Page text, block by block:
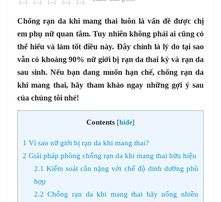
Chống rạn da khi mang thai luôn là vấn đề được chị
em phụ nữ quan tâm. Tuy nhiên không phải ai cũng có
thể hiểu và làm tốt điều này. Đây chính là lý do tại sao
vẫn có khoảng 90% nữ giới bị rạn da thai kỳ và rạn da
sau sinh. Nếu bạn đang muốn hạn chế, chống rạn da
khi mang thai, hãy tham khảo ngay những gợi ý sau
của chúng tôi nhé!
Contents [hide]
1 Vì sao nữ giới bị rạn da khi mang thai?
2 Giải pháp phòng chống rạn da khi mang thai hữu hiệu
2.1 Kiểm soát cân nặng với chế độ dinh dưỡng phù
hợp
2.2 Chống rạn da khi mang thai hãy uống nhiều